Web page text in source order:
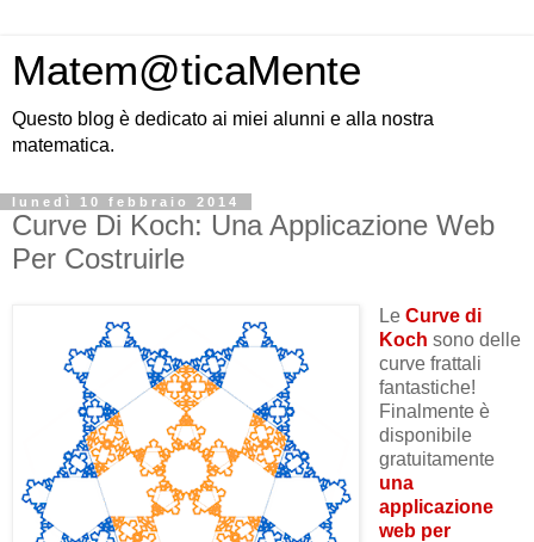
Matem@ticaMente
Questo blog è dedicato ai miei alunni e alla nostra
matematica.
lunedì 10 febbraio 2014
Curve Di Koch: Una Applicazione Web
Per Costruirle
Le Curve di
Koch sono delle
curve frattali
fantastiche!
Finalmente è
disponibile
gratuitamente
una
applicazione
web per